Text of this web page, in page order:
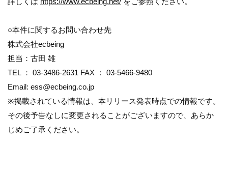
○本件に関するお問い合わせ先
株式会社ecbeing
担当：古田 雄
TEL ： 03-3486-2631 FAX ： 03-5466-9480
Email: ess@ecbeing.co.jp
※掲載されている情報は、本リリース発表時点での情報です。
その後予告なしに変更されることがございますので、あらか
じめご了承ください。